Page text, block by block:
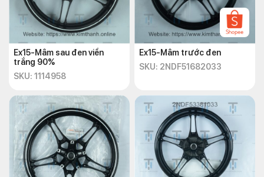
Ex15-Mâm sau đen viền
trắng 90%
SKU: 1114958
Ex15-Mâm trước đen
SKU: 2NDF51682033